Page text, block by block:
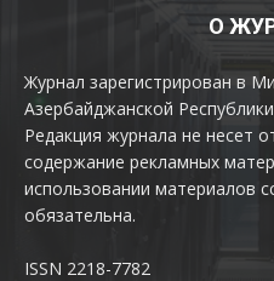
О
Журнал зарегистрирован в
Азербайджанской
Редакция журнала не несет
содержание рекламных
использовании материалов
обязательна.
ISSN 2218-7782